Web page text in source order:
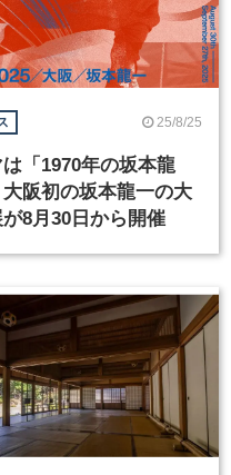
25/8/25
「1970年の坂本龍
阪初の坂本龍一の大
8月30日から開催